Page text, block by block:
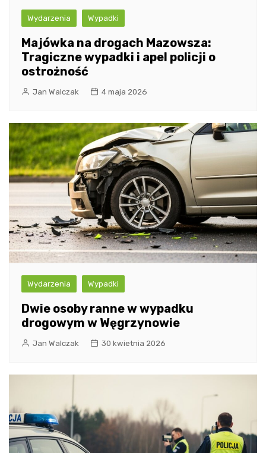
Wydarzenia Wypadki
Majówka na drogach Mazowsza:
Tragiczne wypadki i apel policji o
ostrożność
Jan Walczak 4 maja 2026
Wydarzenia Wypadki
Dwie osoby ranne w wypadku
drogowym w Węgrzynowie
Jan Walczak 30 kwietnia 2026